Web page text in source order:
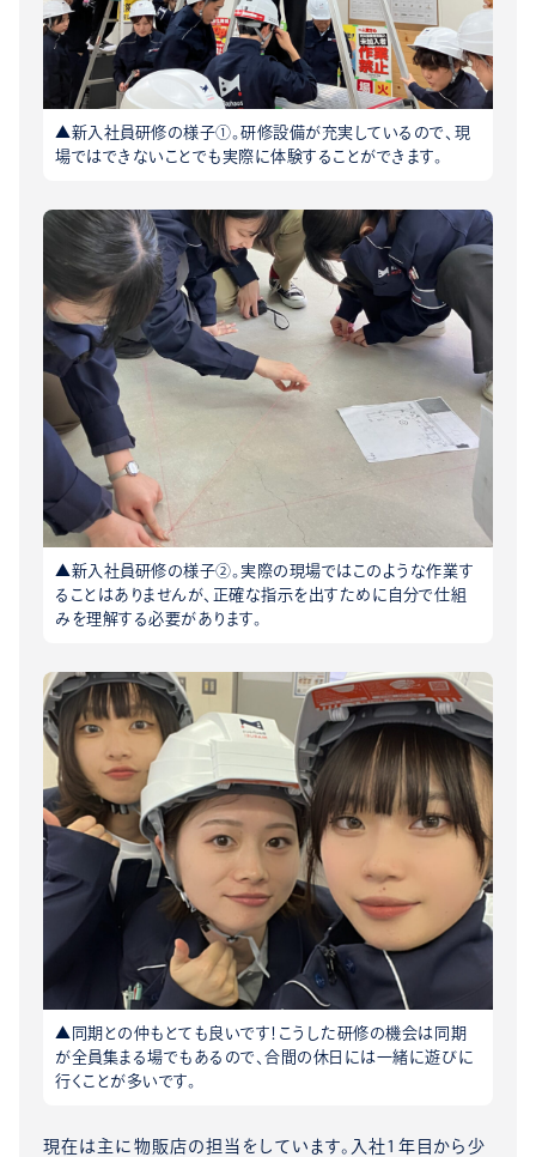
▲新入社員研修の様子①。研修設備が充実しているので、現
場ではできないことでも実際に体験することができます。
▲新入社員研修の様子②。実際の現場ではこのような作業す
ることはありませんが、正確な指示を出すために自分で仕組
みを理解する必要があります。
▲同期との仲もとても良いです！こうした研修の機会は同期
が全員集まる場でもあるので、合間の休日には一緒に遊びに
行くことが多いです。
現在は主に物販店の担当をしています。入社1年目から少